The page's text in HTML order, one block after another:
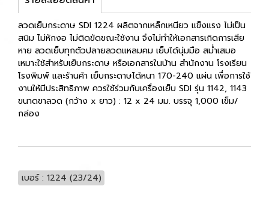
ลวดเย็บกระดาษ SDI 1224 ผลิตจากเหล็กเหนียว แข็งแรง ไม่เป็น
สนิม ไม่หักงอ ไม่ติดขัดขณะใช้งาน จึงไม่ทำให้เอกสารเกิดการเสีย
หาย ลวดเย็บทุกตัวปลายลวดแหลมคม เย็บได้นุ่มมือ สม่ำเสมอ
เหมาะใช้สำหรับเย็บกระดาษ หรือเอกสารในบ้าน สำนักงาน โรงเรียน
โรงพิมพ์ และร้านค้า เย็บกระดาษได้หนา 170-240 แผ่น เพื่อการใช้
งานให้มีประสิทธิภาพ ควรใช้ร่วมกับเครื่องเย็บ SDI รุ่น 1142, 1143
ขนาดขาลวด (กว้าง x ยาว) : 12 x 24 มม. บรรจุ 1,000 เข็ม/
กล่อง
เบอร์ : 1224 (23/24)